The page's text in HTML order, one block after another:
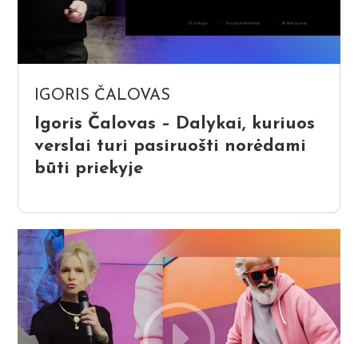
IGORIS ČALOVAS
Igoris Čalovas – Dalykai, kuriuos
verslai turi pasiruošti norėdami
būti priekyje